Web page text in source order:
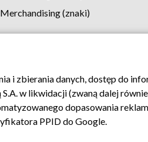
Merchandising (znaki)
Biuro reklamy Kontakt
i zbierania danych, dostęp do
w likwidacji (zwaną dalej
dopasowania
PPID do Google.